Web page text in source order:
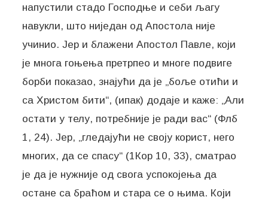
напустили стадо Господње и себи љагу
навукли, што ниједан од Апостола није
учинио. Јер и блажени Апостол Павле, који
је многа гоњења претрпео и многе подвиге
борби показао, знајући да је „боље отићи и
са Христом бити“, (ипак) додаје и каже: „Али
остати у телу, потребније је ради вас“ (Флб
1, 24). Јер, „гледајући не своју корист, него
многих, да се спасу“ (1Кор 10, 33), сматрао
је да је нужније од свога успокојења да
остане са браћом и стара се о њима. Који